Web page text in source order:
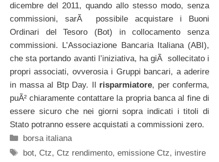
dicembre del 2011, quando allo stesso modo, senza
commissioni, sarÃ possibile acquistare i Buoni
Ordinari del Tesoro (Bot) in collocamento senza
commissioni. L’Associazione Bancaria Italiana (ABI),
che sta portando avanti l’iniziativa, ha giÃ sollecitato i
propri associati, ovverosia i Gruppi bancari, a aderire
in massa al Btp Day. Il risparmiatore, per conferma,
puÃ² chiaramente contattare la propria banca al fine di
essere sicuro che nei giorni sopra indicati i titoli di
Stato potranno essere acquistati a commissioni zero.
Categorie
borsa italiana
Tag
bot, Ctz, Ctz rendimento,emissione Ctz, investire